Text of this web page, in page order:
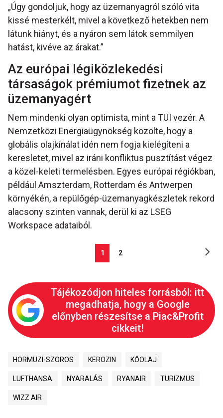
„Úgy gondoljuk, hogy az üzemanyagról szóló vita
kissé mesterkélt, mivel a következő hetekben nem
látunk hiányt, és a nyáron sem látok semmilyen
hatást, kivéve az árakat.”
Az európai légiközlekedési
társaságok prémiumot fizetnek az
üzemanyagért
Nem mindenki olyan optimista, mint a TUI vezér. A
Nemzetközi Energiaügynökség közölte, hogy a
globális olajkínálat idén nem fogja kielégíteni a
keresletet, mivel az iráni konfliktus pusztítást végez
a közel-keleti termelésben. Egyes európai régiókban,
például Amszterdam, Rotterdam és Antwerpen
környékén, a repülőgép-üzemanyagkészletek rekord
alacsony szinten vannak, derül ki az LSEG
Workspace adataiból.
1 2
Tájékozódjon hiteles forrásból: itt
megadhatja, hogy a Google
előnyben részesítse a Piac&Profit
cikkeit!
HORMUZI-SZOROS KEROZIN KŐOLAJ
LUFTHANSA NYARALÁS RYANAIR TURIZMUS
WIZZ AIR